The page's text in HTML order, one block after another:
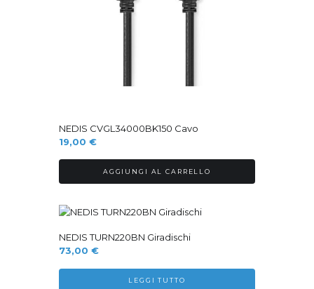
NEDIS CVGL34000BK150 Cavo
19,00 €
AGGIUNGI AL CARRELLO
NEDIS TURN220BN Giradischi
73,00 €
LEGGI TUTTO